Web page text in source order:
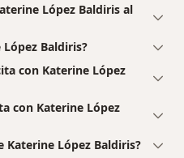
López Baldiris al
Baldiris?
con Katerine López
con Katerine López
Katerine López Baldiris?